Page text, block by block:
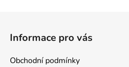
Informace pro vás
Obchodní podmínky